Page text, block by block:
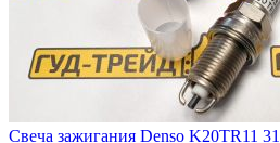
Свеча зажигания Denso K20TR11